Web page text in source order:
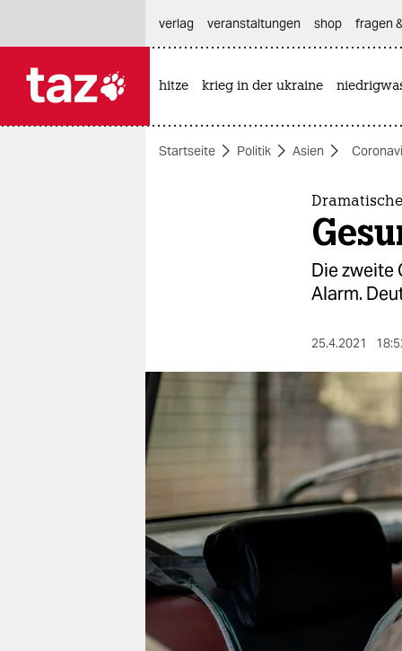
themen
berlin
verlag
verlag
veranstaltungen
verlag
veranstaltungen shop fragen
hitze krieg in der ukraine
Startseite Politik Asien
Die zweite
Alarm.
25.4.2021